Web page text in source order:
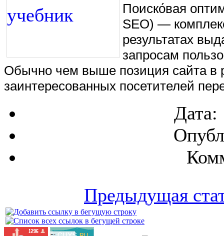
Поиско́вая
SEO) —
результатах
запросам
Обычно чем выше позиция сайта в
заинтересованных посетителей
Дата:
Предыдущая